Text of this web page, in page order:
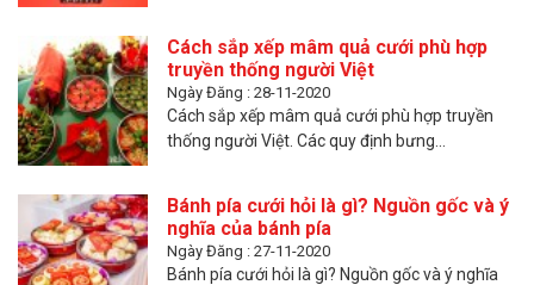
Cách sắp xếp mâm quả cưới phù hợp
truyền thống người Việt
Ngày Đăng : 28-11-2020
Cách sắp xếp mâm quả cưới phù hợp truyền
thống người Việt. Các quy định bưng...
Bánh pía cưới hỏi là gì? Nguồn gốc và ý
nghĩa của bánh pía
Ngày Đăng : 27-11-2020
Bánh pía cưới hỏi là gì? Nguồn gốc và ý nghĩa